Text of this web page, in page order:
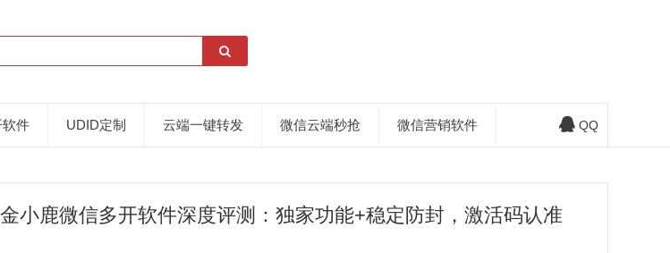
件 UDID定制 云端一键转发 微信云端秒抢 微信营销软件 QQ
小鹿微信多开软件深度评测：独家功能+稳定防封，激活码认准